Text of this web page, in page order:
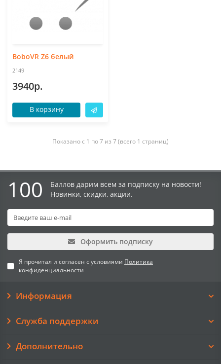
BoboVR Z6 белый
2149
3940р.
В корзину
Показано с 1 по 7 из 7 (всего 1 страниц)
100
Баллов дарим всем за подписку на новости!
Новинки, скидки, акции.
Оформить подписку
Я прочитал и согласен с условиями Политика
конфиденциальности
Информация
Служба поддержки
Дополнительно